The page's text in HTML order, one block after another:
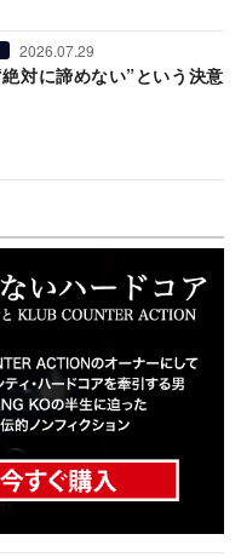
2026.07.29
対に諦めない”という決意